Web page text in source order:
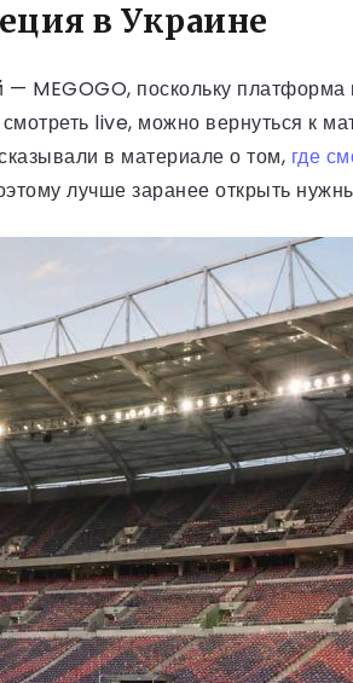
в Украине
— MEGOGO, поскольку
live, можно вернуться к
в материале о том, где
лучше заранее открыть